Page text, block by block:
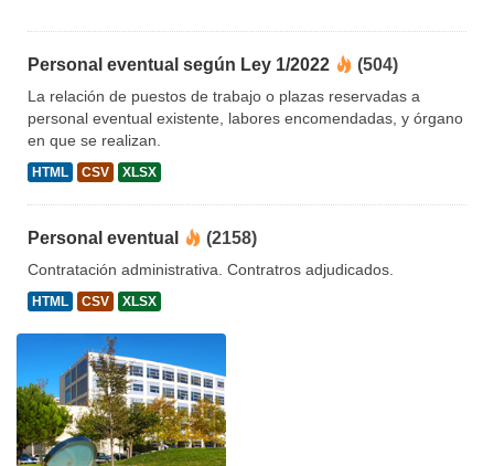
Personal eventual según Ley 1/2022 (504)
La relación de puestos de trabajo o plazas reservadas a
personal eventual existente, labores encomendadas, y órgano
en que se realizan.
HTML CSV XLSX
Personal eventual (2158)
Contratación administrativa. Contratros adjudicados.
HTML CSV XLSX